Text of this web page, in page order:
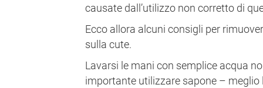
causate dall’utilizzo non corretto di
Ecco allora alcuni consigli per
sulla cute.
Lavarsi le mani con semplice acqua
importante utilizzare sapone – meglio